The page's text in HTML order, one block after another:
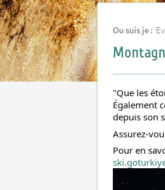
Ou suis je :
"Que les
Également
depuis son
Assurez-
Pour en